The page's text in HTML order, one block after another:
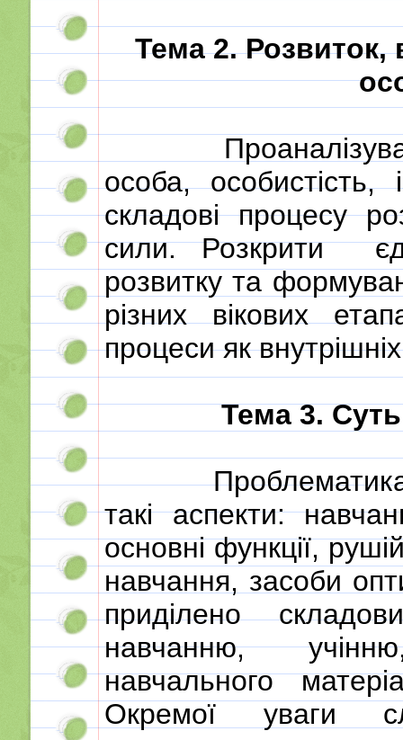
Тема 2. Розвиток,
особа, особистість,
складові процесу
сили. Розкрити
розвитку та
різних вікових
процеси як
Тема 3.
такі аспекти:
основні функції,
навчання, засоби
приділено
навчанню,
навчального
Окремої уваги